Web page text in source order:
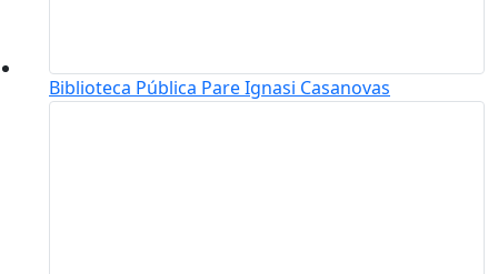
Biblioteca Pública Pare Ignasi Casanovas